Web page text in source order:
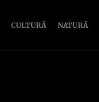
CULTURĂ NATURĂ